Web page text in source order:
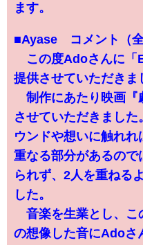
ます。
■Ayase コメント（全
この度Adoさんに「
提供させていただきま
制作にあたり映画『
させていただきまし
ウンドや想いに触れ
重なる部分があるの
られず、2人を重ねる
した。
音楽を生業とし、こ
の想像した音にAdoさ